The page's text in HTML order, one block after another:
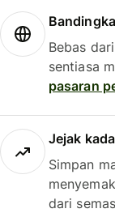
Bebas
sentiasa
pasaran
Jejak
Simpan
dari